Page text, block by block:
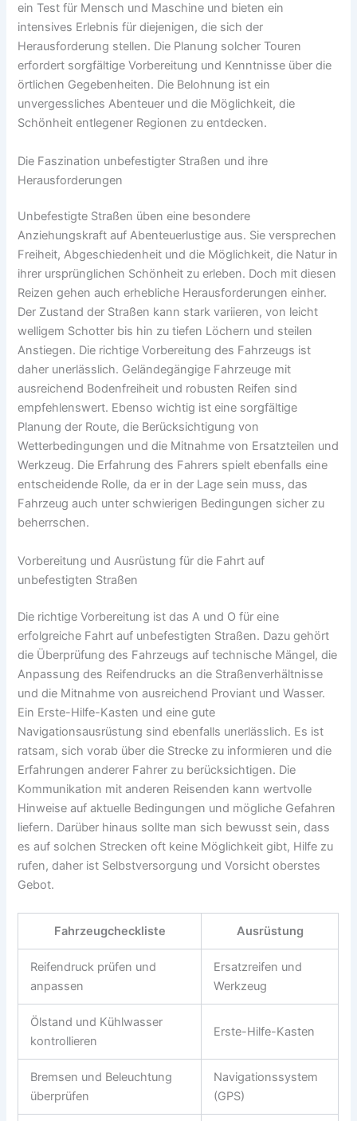
ein Test für Mensch und Maschine und bieten ein
intensives Erlebnis für diejenigen, die sich der
Herausforderung stellen. Die Planung solcher Touren
erfordert sorgfältige Vorbereitung und Kenntnisse über die
örtlichen Gegebenheiten. Die Belohnung ist ein
unvergessliches Abenteuer und die Möglichkeit, die
Schönheit entlegener Regionen zu entdecken.
Die Faszination unbefestigter Straßen und ihre
Herausforderungen
Unbefestigte Straßen üben eine besondere
Anziehungskraft auf Abenteuerlustige aus. Sie versprechen
Freiheit, Abgeschiedenheit und die Möglichkeit, die Natur in
ihrer ursprünglichen Schönheit zu erleben. Doch mit diesen
Reizen gehen auch erhebliche Herausforderungen einher.
Der Zustand der Straßen kann stark variieren, von leicht
welligem Schotter bis hin zu tiefen Löchern und steilen
Anstiegen. Die richtige Vorbereitung des Fahrzeugs ist
daher unerlässlich. Geländegängige Fahrzeuge mit
ausreichend Bodenfreiheit und robusten Reifen sind
empfehlenswert. Ebenso wichtig ist eine sorgfältige
Planung der Route, die Berücksichtigung von
Wetterbedingungen und die Mitnahme von Ersatzteilen und
Werkzeug. Die Erfahrung des Fahrers spielt ebenfalls eine
entscheidende Rolle, da er in der Lage sein muss, das
Fahrzeug auch unter schwierigen Bedingungen sicher zu
beherrschen.
Vorbereitung und Ausrüstung für die Fahrt auf
unbefestigten Straßen
Die richtige Vorbereitung ist das A und O für eine
erfolgreiche Fahrt auf unbefestigten Straßen. Dazu gehört
die Überprüfung des Fahrzeugs auf technische Mängel, die
Anpassung des Reifendrucks an die Straßenverhältnisse
und die Mitnahme von ausreichend Proviant und Wasser.
Ein Erste-Hilfe-Kasten und eine gute
Navigationsausrüstung sind ebenfalls unerlässlich. Es ist
ratsam, sich vorab über die Strecke zu informieren und die
Erfahrungen anderer Fahrer zu berücksichtigen. Die
Kommunikation mit anderen Reisenden kann wertvolle
Hinweise auf aktuelle Bedingungen und mögliche Gefahren
liefern. Darüber hinaus sollte man sich bewusst sein, dass
es auf solchen Strecken oft keine Möglichkeit gibt, Hilfe zu
rufen, daher ist Selbstversorgung und Vorsicht oberstes
Gebot.
Fahrzeugcheckliste Ausrüstung
Reifendruck prüfen und
anpassen
Ersatzreifen und
Werkzeug
Ölstand und Kühlwasser
kontrollieren
Erste-Hilfe-Kasten
Bremsen und Beleuchtung
überprüfen
Navigationssystem
(GPS)